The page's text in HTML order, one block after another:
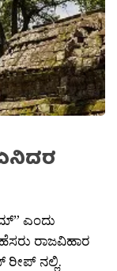
ಎಂದು
ರಾಜವಿಹಾರ
ರೀಪ್ ನಲ್ಲಿ.